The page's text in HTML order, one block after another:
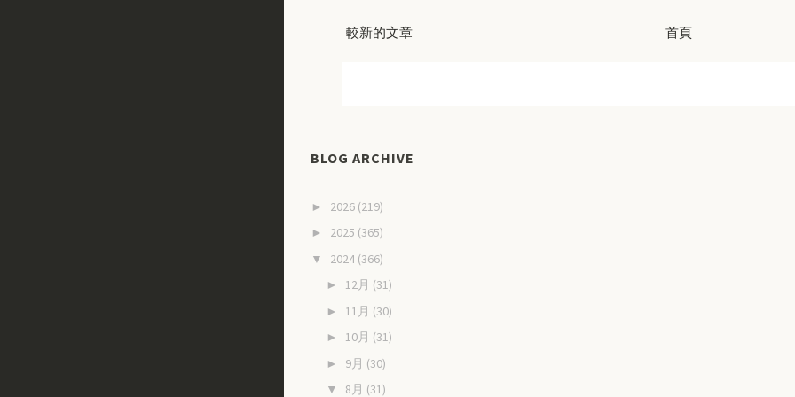
較新的文章 首頁
BLOG ARCHIVE
► 2026 (219)
► 2025 (365)
▼ 2024 (366)
► 12月 (31)
► 11月 (30)
► 10月 (31)
► 9月 (30)
▼ 8月 (31)